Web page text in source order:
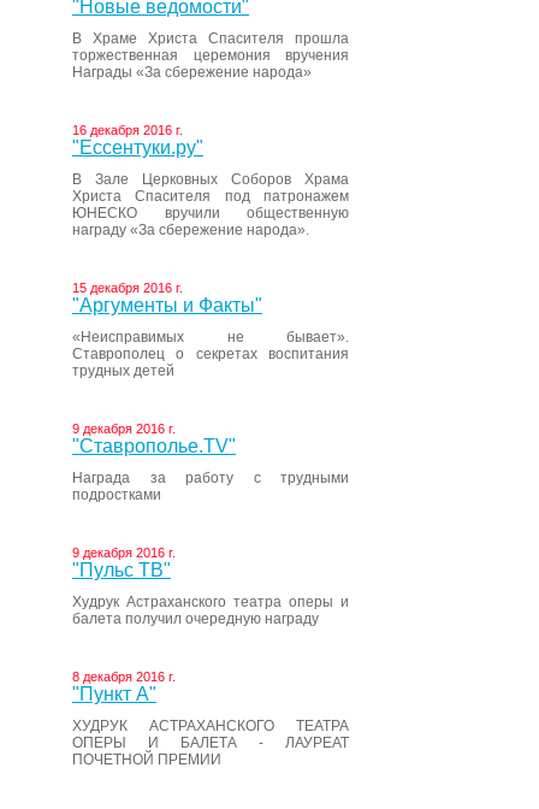
"Новые ведомости"
В Храме Христа Спасителя прошла
торжественная церемония вручения
Награды «За сбережение народа»
16 декабря 2016 г.
"Ессентуки.ру"
В Зале Церковных Соборов Храма
Христа Спасителя под патронажем
ЮНЕСКО вручили общественную
награду «За сбережение народа».
15 декабря 2016 г.
"Аргументы и Факты"
«Неисправимых не бывает».
Ставрополец о секретах воспитания
трудных детей
9 декабря 2016 г.
"Ставрополье.TV"
Награда за работу с трудными
подростками
9 декабря 2016 г.
"Пульс ТВ"
Худрук Астраханского театра оперы и
балета получил очередную награду
8 декабря 2016 г.
"Пункт А"
ХУДРУК АСТРАХАНСКОГО ТЕАТРА
ОПЕРЫ И БАЛЕТА - ЛАУРЕАТ
ПОЧЕТНОЙ ПРЕМИИ